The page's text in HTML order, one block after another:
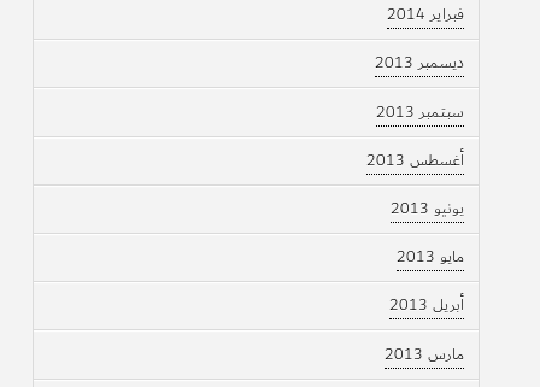
فبراير 2014
ديسمبر 2013
سبتمبر 2013
أغسطس 2013
يونيو 2013
مايو 2013
أبريل 2013
مارس 2013